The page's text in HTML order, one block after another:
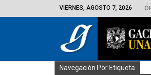
VIERNES, AGOSTO 7, 2026
Navegación Por Etiqueta